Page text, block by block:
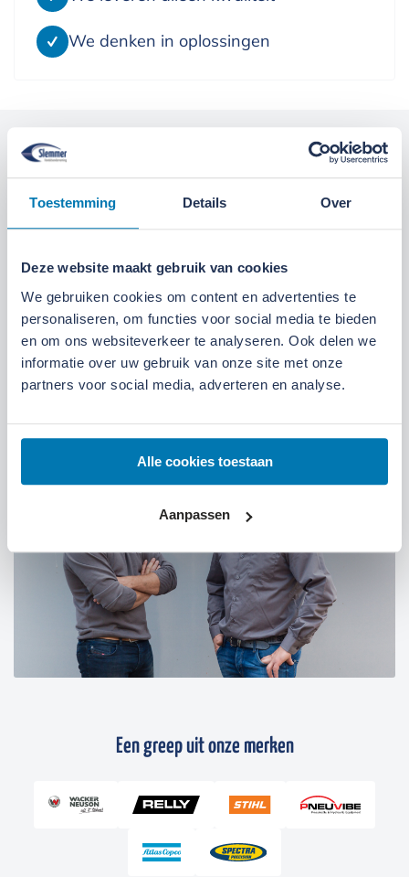
Toestemming Details Over
Deze website maakt gebruik van cookies
We gebruiken cookies om content en advertenties te
personaliseren, om functies voor social media te bieden
en om ons websiteverkeer te analyseren. Ook delen we
informatie over uw gebruik van onze site met onze
partners voor social media, adverteren en analyse.
Alle cookies toestaan
Aanpassen
We denken in oplossingen
Kom langs bij onze locaties
Locatie EdeLocatie Ruinerwold
We zijn gevestigd aan de Broeksteeg 1 in Ede
265555
.Bekijk deze locatie.
07:00 tot 17:30 uur Maandag t/m vrijdag
07:30 tot 12:00 uur Zaterdag
Een greep uit onze merken